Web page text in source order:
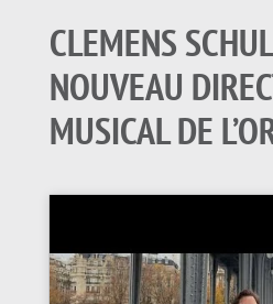
CLEMENS
NOUVEAU
MUSICAL DE